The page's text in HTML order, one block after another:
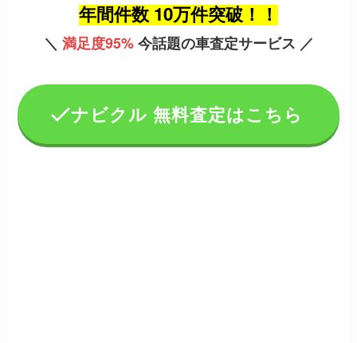
年間件数 10万件突破！！
＼ 満足度95%今話題の車査定サービス ／
ナビクル 無料査定はこちら